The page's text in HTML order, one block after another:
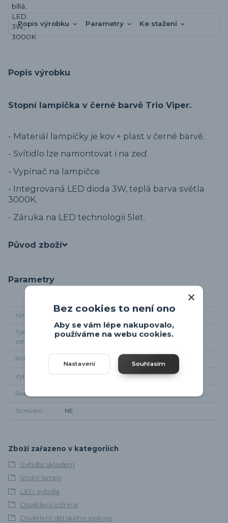
Popis výrobku Parametry Ke stažení
Popis výrobku
Stopní lampička v černé barvě Trio Viper.
- Materiál lampičky je kov + plast v černé barvě.
- Svítidlo lze namontovat i na zeď.
- Vypínač na lampičce.
- Integrovaná LED dioda 3W, teplá barva světla
3000K.
- Záruka na LED technologii 5let.
Původ zboží
Parametry
Výrobce
Typ světelného
zdroje
LED
Příkon
Vypínač
Rozměr svítidla
Stmívání NE
Zboží zařazeno v kategoriích
Svítidla skladem
Stolní lampy
LED svítidla
Osvětlení ložnice
Osvětlení dětského pokoje
Bez cookies to není ono
Aby se vám lépe nakupovalo,
používáme na webu cookies.
Nastavení Souhlasím